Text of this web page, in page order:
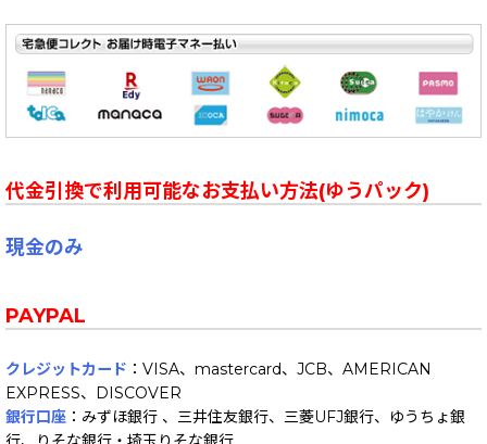
代金引換で利用可能なお支払い方法(ゆうパック)
現金のみ
PAYPAL
クレジットカード ：VISA、mastercard、JCB、AMERICAN
EXPRESS、DISCOVER
銀行口座 ：みずほ銀行 、三井住友銀行、三菱UFJ銀行、ゆうちょ銀